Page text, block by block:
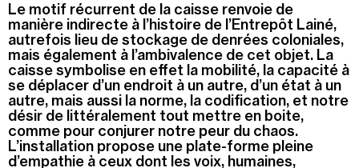
Le motif récurrent de la caisse renvoie de
manière indirecte à l’histoire de l’Entrepôt Lainé,
autrefois lieu de stockage de denrées coloniales,
mais également à l’ambivalence de cet objet. La
caisse symbolise en effet la mobilité, la capacité à
se déplacer d’un endroit à un autre, d’un état à un
autre, mais aussi la norme, la codification, et notre
désir de littéralement tout mettre en boite,
comme pour conjurer notre peur du chaos.
L’installation propose une plate-forme pleine
d’empathie à ceux dont les voix, humaines,